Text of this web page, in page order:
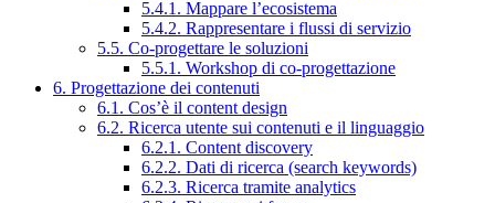
5.4.1. Mappare l’ecosistema
5.4.2. Rappresentare i flussi di servizio
5.5. Co-progettare le soluzioni
5.5.1. Workshop di co-progettazione
6. Progettazione dei contenuti
6.1. Cos’è il content design
6.2. Ricerca utente sui contenuti e il linguaggio
6.2.1. Content discovery
6.2.2. Dati di ricerca (search keywords)
6.2.3. Ricerca tramite analytics